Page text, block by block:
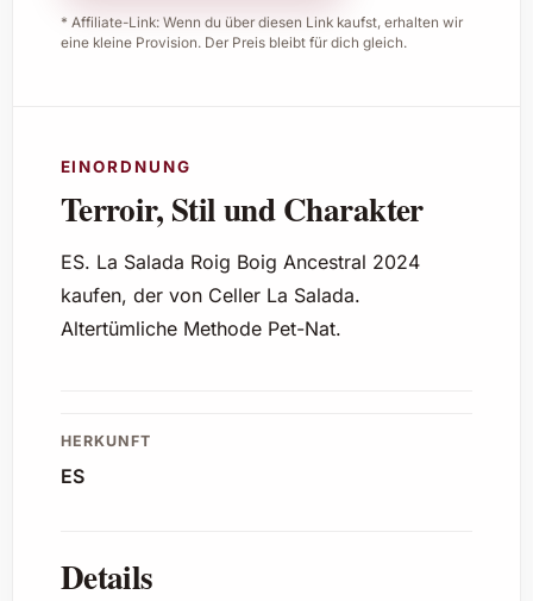
* Affiliate-Link: Wenn du über diesen Link kaufst, erhalten wir
eine kleine Provision. Der Preis bleibt für dich gleich.
EINORDNUNG
Terroir, Stil und Charakter
ES. La Salada Roig Boig Ancestral 2024
kaufen, der von Celler La Salada.
Altertümliche Methode Pet-Nat.
HERKUNFT
ES
Details